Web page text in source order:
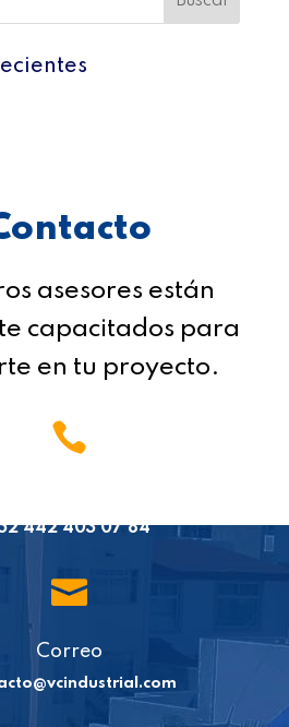
asesores están
capacitados para
en tu proyecto.

442 403 07 84

Correo